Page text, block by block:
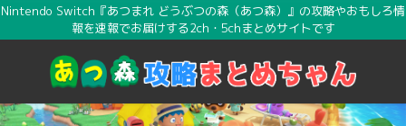
Nintendo Switch『あつまれ どうぶつの森（あつ森）』の攻略やおもしろ情
報を速報でお届けする2ch・5chまとめサイトです